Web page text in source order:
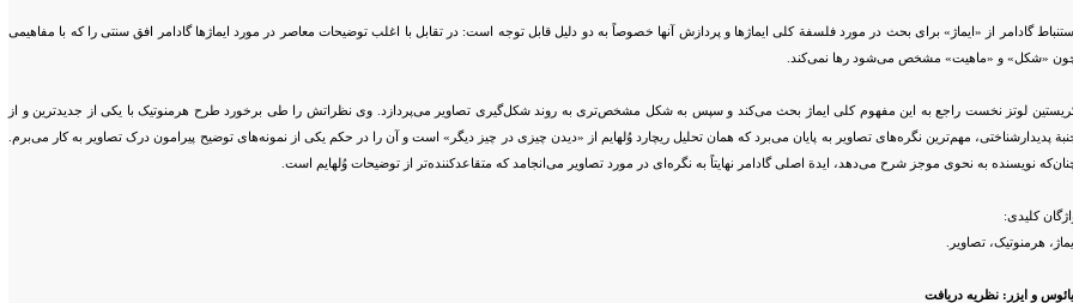
استنباط گادامر از «ایماژ» برای بحث در مورد فلسفة کلی ایماژها و پردازش آنها خصوصاً به دو دلیل قابل توجه است: در تقابل با اغلب توضیحات معاصر در مورد ایماژها گادامر افق سنتی را که با مفاهیمی
«شکل» و «ماهیت» مشخص می‌شود رها نمی‌کند.
لوتز نخست راجع به این مفهوم کلی ایماژ بحث می‌کند و سپس به شکل مشخص‌تری به روند شکل‌گیری تصاویر می‌پردازد. وی نظراتش را طی برخورد طرح هرمنوتیک با یکی از جدیدترین و از
پدیدارشناختی، مهم‌ترین نگره‌های تصاویر به پایان می‌برد که همان تحلیل ریچارد وُلهایم از «دیدن چیزی در چیز دیگر» است و آن را در حکم یکی از نمونه‌های توضیح پیرامون درک تصاویر به کار می‌برم.
نویسنده به نحوی موجز شرح می‌دهد، ایدة اصلی گادامر نهایتاً به نگره‌ای در مورد تصاویر می‌انجامد که متقاعدکننده‌تر از توضیحات وُلهایم است.
کلیدی:
ایماژ، هرمنوتیک، تصاویر.
یائوس و ایزر: نظریه دریافت